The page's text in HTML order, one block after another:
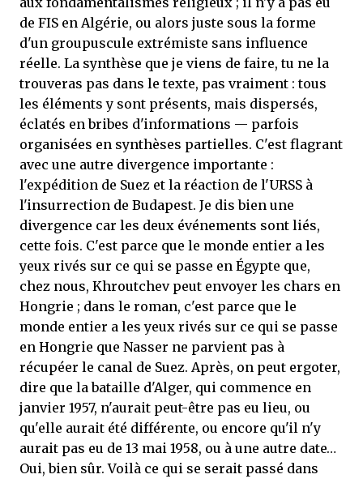
de FIS en Algérie, ou alors juste sous la forme
d'un groupuscule extrémiste sans influence
réelle. La synthèse que je viens de faire, tu ne la
trouveras pas dans le texte, pas vraiment : tous
les éléments y sont présents, mais dispersés,
éclatés en bribes d'informations — parfois
organisées en synthèses partielles. C'est flagrant
avec une autre divergence importante :
l'expédition de Suez et la réaction de l'URSS à
l'insurrection de Budapest. Je dis bien une
divergence car les deux événements sont liés,
cette fois. C'est parce que le monde entier a les
yeux rivés sur ce qui se passe en Égypte que,
chez nous, Khroutchev peut envoyer les chars en
Hongrie ; dans le roman, c'est parce que le
monde entier a les yeux rivés sur ce qui se passe
en Hongrie que Nasser ne parvient pas à
récupéer le canal de Suez. Après, on peut ergoter,
dire que la bataille d'Alger, qui commence en
janvier 1957, n'aurait peut-être pas eu lieu, ou
qu'elle aurait été différente, ou encore qu'il n'y
aurait pas eu de 13 mai 1958, ou à une autre date…
Oui, bien sûr. Voilà ce qui se serait passé dans